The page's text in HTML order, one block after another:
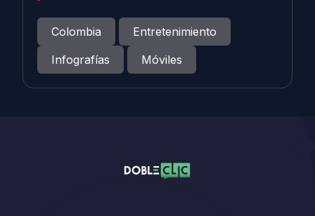
Colombia
Entretenimiento
Infografías
Móviles